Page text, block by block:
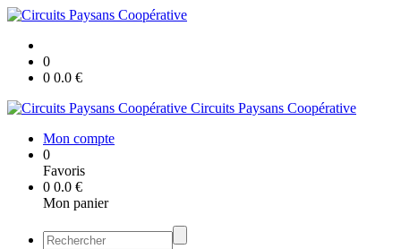
0
0 0.0 €
Circuits Paysans Coopérative
Mon compte
0
Favoris
0 0.0 €
Mon panier